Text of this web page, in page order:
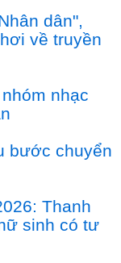
dân",
về truyền
nhạc
bước chuyển
Thanh
sinh có tư